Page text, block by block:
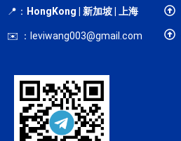
📍： HongKong | 新加坡 | 上海
✉️ ：leviwang003@gmail.com